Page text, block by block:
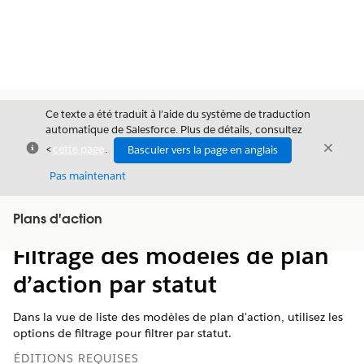
Fermer
Ce texte a été traduit à l’aide du système de traduction
automatique de Salesforce. Plus de détails, consultez
<cette page .
Basculer vers la page en anglais
Pas maintenant
Fermer
Plans d'actionAfficher la table des matières
Table des
Filtrage des modèles de plan
d’action par statut
Dans la vue de liste des modèles de plan d'action, utilisez les
options de filtrage pour filtrer par statut.
ÉDITIONS REQUISES